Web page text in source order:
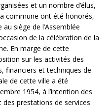
et un nombre d’élus,
commune ont été honorés,
siège de l’Assemblée
de la célébration de la
En marge de cette
sur les activités des
financiers et techniques de
de cette ville a été
1954, à l’intention des
des prestations de services